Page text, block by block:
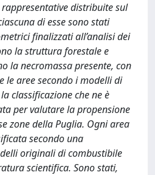
distribuite sul
di esse sono stati
finalizzati all’analisi dei
la struttura forestale e
la necromassa presente, con
le aree secondo i modelli di
classificazione che ne è
per valutare la propensione
zone della Puglia. Ogni area
secondo una
originali di combustibile
scientifica. Sono stati,